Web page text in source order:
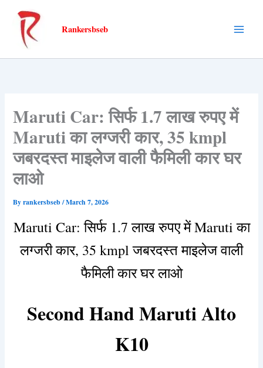
content
Rankersbseb
Maruti Car: सिर्फ 1.7 लाख रुपए में
Maruti का लग्जरी कार, 35 kmpl
जबरदस्त माइलेज वाली फैमिली कार घर
लाओ
Byrankersbseb/March 7, 2026
Maruti Car: सिर्फ 1.7 लाख रुपए में Maruti का
लग्जरी कार, 35 kmpl जबरदस्त माइलेज वाली
फैमिली कार घर लाओ
Second Hand Maruti Alto
K10